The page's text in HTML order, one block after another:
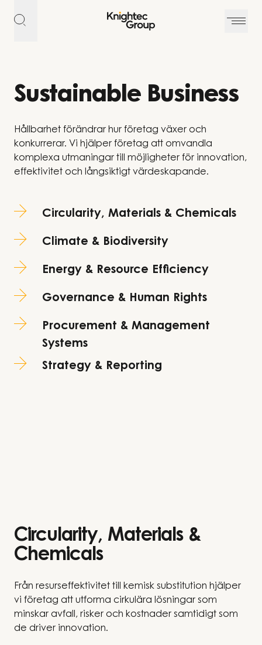
Sustainable Business
Hållbarhet förändrar hur företag växer och
konkurrerar. Vi hjälper företag att omvandla
komplexa utmaningar till möjligheter för innovation,
effektivitet och långsiktigt värdeskapande.
Circularity, Materials & Chemicals
Climate & Biodiversity
Energy & Resource Efficiency
Governance & Human Rights
Procurement & Management
Systems
Strategy & Reporting
Circularity, Materials &
Chemicals
Från resurseffektivitet till kemisk substitution hjälper
vi företag att utforma cirkulära lösningar som
minskar avfall, risker och kostnader samtidigt som
de driver innovation.